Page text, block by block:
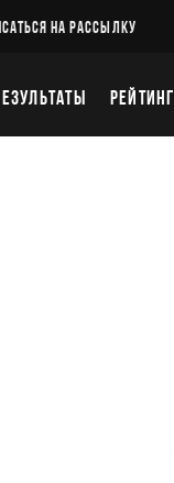
НА РАССЫЛКУ
РЕЙТИНГ